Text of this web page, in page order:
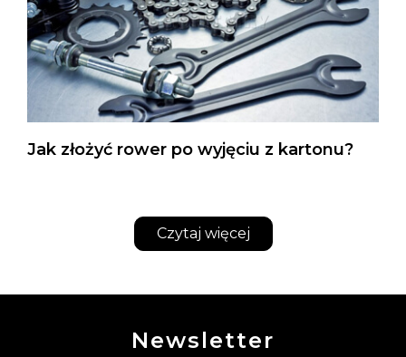
Jak złożyć rower po wyjęciu z kartonu?
Czytaj więcej
Newsletter